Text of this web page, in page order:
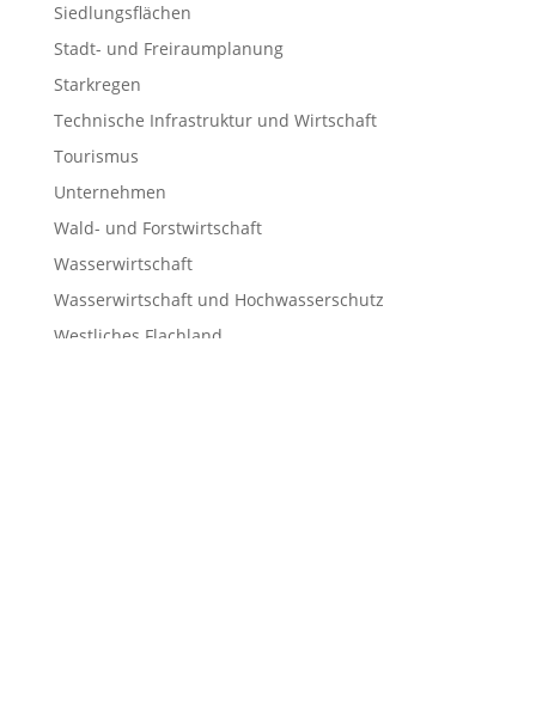
Siedlungsflächen
Stadt- und Freiraumplanung
Starkregen
Technische Infrastruktur und Wirtschaft
Tourismus
Unternehmen
Wald- und Forstwirtschaft
Wasserwirtschaft
Wasserwirtschaft und Hochwasserschutz
Westliches Flachland